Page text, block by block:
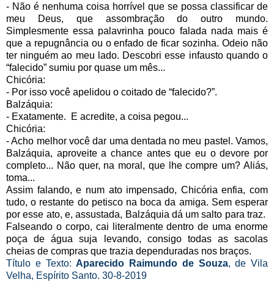
- Não é nenhuma coisa horrível que se possa classificar de
meu Deus, que assombração do outro mundo.
Simplesmente essa palavrinha pouco falada nada mais é
que a repugnância ou o enfado de ficar sozinha. Odeio não
ter ninguém ao meu lado. Descobri esse infausto quando o
“falecido” sumiu por quase um mês...
Chicória:
- Por isso você apelidou o coitado de “falecido?”.
Balzáquia:
- Exatamente.
E acredite, a coisa pegou...
Chicória:
- Acho melhor você dar uma dentada no meu pastel. Vamos,
Balzáquia, aproveite a chance antes que eu o devore por
completo... Não quer, na moral, que lhe compre um? Aliás,
toma...
Assim falando, e num ato impensado, Chicória enfia, com
tudo, o restante do petisco na boca da amiga. Sem esperar
por esse ato, e, assustada, Balzáquia dá um salto para traz.
Falseando o corpo, cai literalmente dentro de uma enorme
poça de água suja levando, consigo todas as sacolas
cheias de compras que trazia dependuradas nos braços.
Título e Texto:Aparecido Raimundo de Souza, de Vila
Velha, Espírito Santo. 30-8-2019